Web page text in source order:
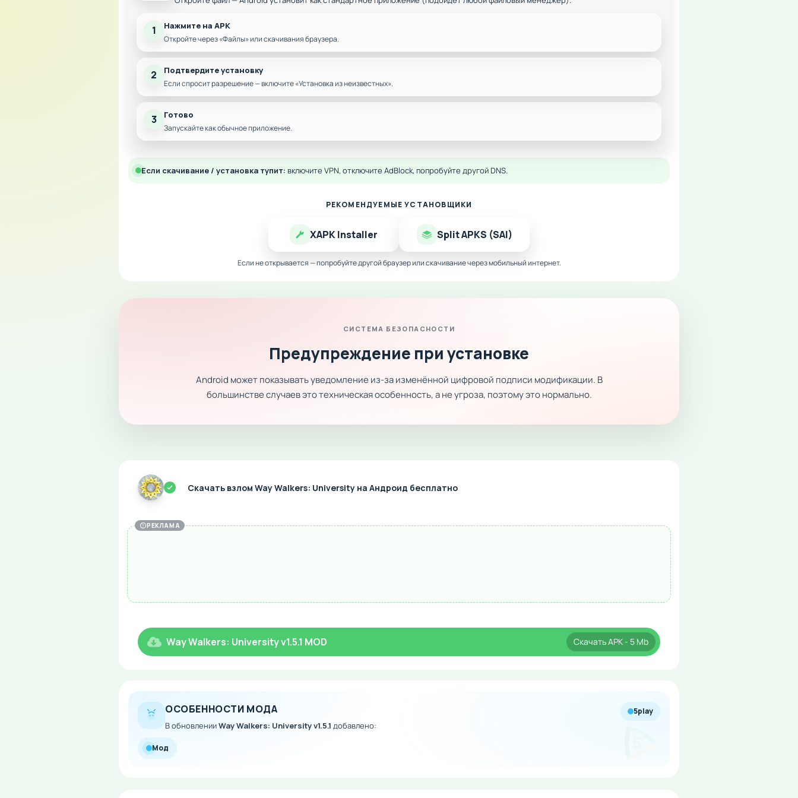
1 Нажмите на APK
Откройте через «Файлы» или скачивания браузера.
2 Подтвердите установку
Если спросит разрешение — включите «Установка из неизвестных».
3 Готово
Запускайте как обычное приложение.
Если скачивание / установка тупит: включите VPN, отключите AdBlock, попробуйте другой DNS.
РЕКОМЕНДУЕМЫЕ УСТАНОВЩИКИ
XAPK Installer Split APKS (SAI)
Если не открывается — попробуйте другой браузер или скачивание через мобильный интернет.
СИСТЕМА БЕЗОПАСНОСТИ
Предупреждение при установке
Android может показывать уведомление из-за изменённой цифровой подписи модификации. В
большинстве случаев это техническая особенность, а не угроза, поэтому это нормально.
Скачать взлом Way Walkers: University на Андроид бесплатно
РЕКЛАМА
Way Walkers: University v1.5.1 MOD СкачатьAPK- 5 Mb
ОСОБЕННОСТИ МОДА
В обновленииWay Walkers: University v1.5.1 добавлено:
5play
Мод